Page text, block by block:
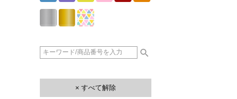
× すべて解除